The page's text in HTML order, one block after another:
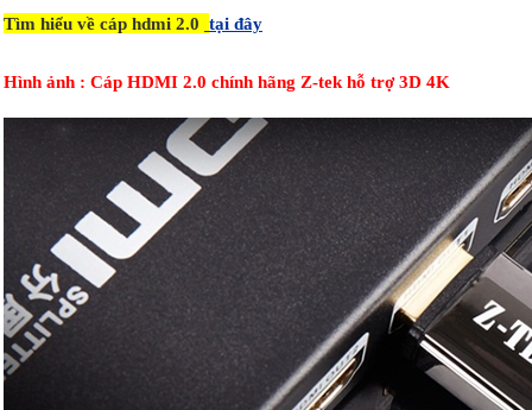
Tìm hiểu về cáp hdmi 2.0 tại đây
Hình ảnh : Cáp HDMI 2.0 chính hãng Z-tek hỗ trợ 3D 4K